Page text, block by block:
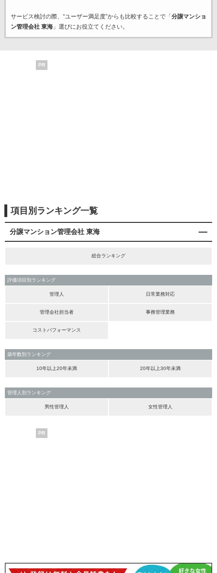
サービス検討の際、“ユーザー満足度”からも比較することで「 分譲マンショ
ン管理会社 東海」選びにお役立てください。
PR
項目別ランキング一覧
分譲マンション管理会社 東海
総合ランキング
評価項目別ランキング
管理人 日常業務対応
管理会社担当者 事務管理業務
コストパフォーマンス
築年数別ランキング
10年以上20年未満 20年以上30年未満
管理人別ランキング
男性管理人 女性管理人
PR